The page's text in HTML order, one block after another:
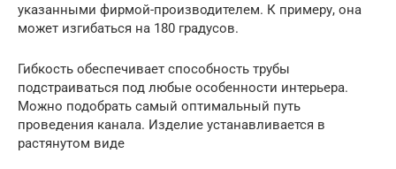
указанными фирмой-производителем. К примеру, она
может изгибаться на 180 градусов.
Гибкость обеспечивает способность трубы
подстраиваться под любые особенности интерьера.
Можно подобрать самый оптимальный путь
проведения канала. Изделие устанавливается в
растянутом виде